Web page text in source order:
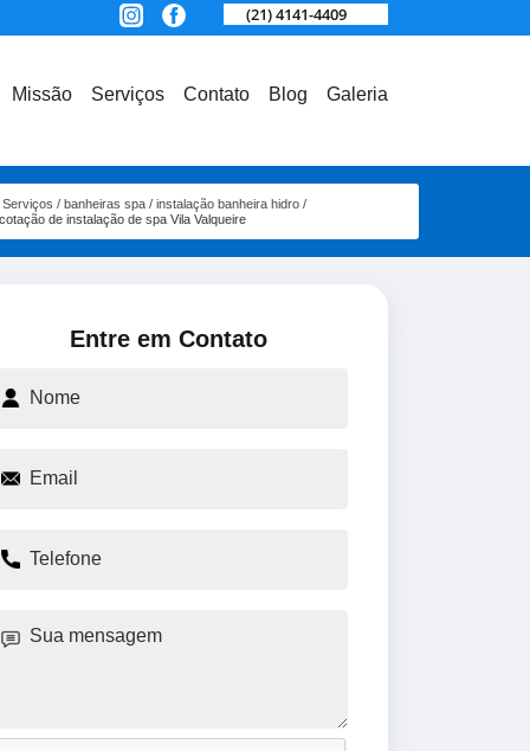
(21) 4141-4409
Missão Serviços Contato Blog Galeria
Serviços banheiras spa
instalação banheira hidro
cotação de instalação de spa Vila Valqueire
Entre em Contato